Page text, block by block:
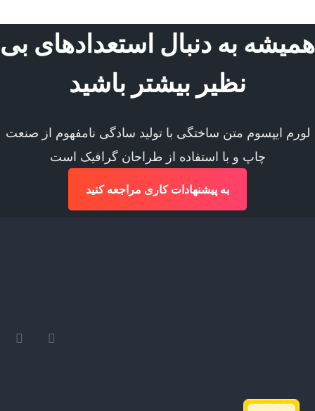
همیشه به دنبال استعدادهای بی
نظیر بیشتر باشید
لورم ایپسوم متن ساختگی با تولید سادگی نامفهوم از صنعت
چاپ و با استفاده از طراحان گرافیک است
به پیشنهادات کاری مراجعه کنید